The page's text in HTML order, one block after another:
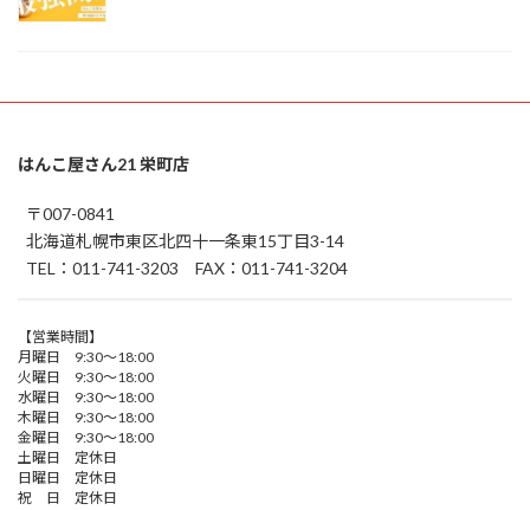
はんこ屋さん21 栄町店
〒007-0841
北海道札幌市東区北四十一条東15丁目3-14
TEL：011-741-3203 FAX：011-741-3204
【営業時間】
月曜日 9:30～18:00
火曜日 9:30～18:00
水曜日 9:30～18:00
木曜日 9:30～18:00
金曜日 9:30～18:00
土曜日 定休日
日曜日 定休日
祝 日 定休日